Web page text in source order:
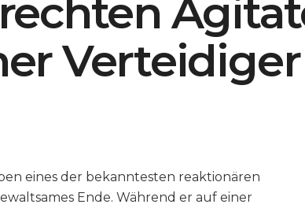
Verteidiger
eines der bekanntesten reaktionären
Ende. Während er auf einer